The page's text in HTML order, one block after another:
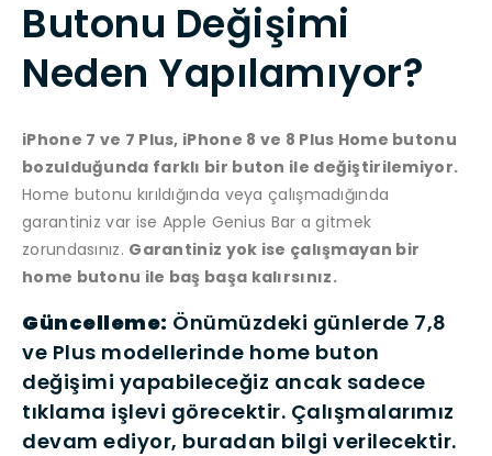
Butonu Değişimi
Neden Yapılamıyor?
iPhone 7 ve 7 Plus, iPhone 8 ve 8 Plus Home butonu
bozulduğunda farklı bir buton ile değiştirilemiyor.
Home butonu kırıldığında veya çalışmadığında
garantiniz var ise Apple Genius Bar a gitmek
zorundasınız. Garantiniz yok ise çalışmayan bir
home butonu ile baş başa kalırsınız.
Güncelleme: Önümüzdeki günlerde 7,8
ve Plus modellerinde home buton
değişimi yapabileceğiz ancak sadece
tıklama işlevi görecektir. Çalışmalarımız
devam ediyor, buradan bilgi verilecektir.